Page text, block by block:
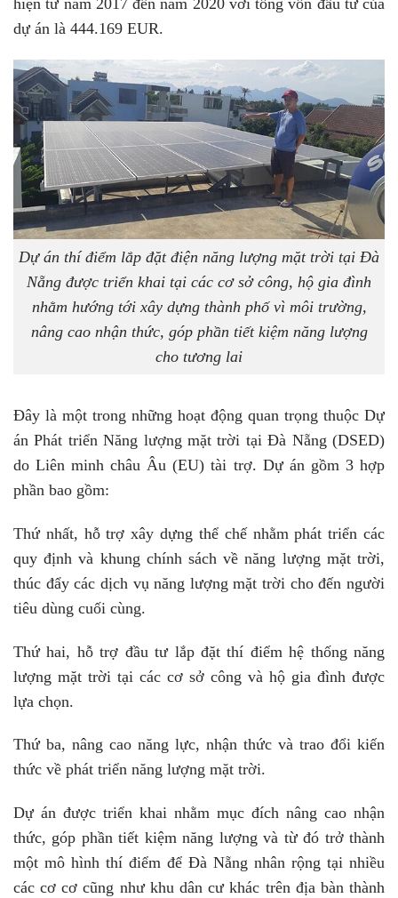
dự án là 444.169 EUR.
Dự án thí điểm lắp đặt điện năng lượng mặt trời tại Đà
Nẵng được triển khai tại các cơ sở công, hộ gia đình
nhằm hướng tới xây dựng thành phố vì môi trường,
nâng cao nhận thức, góp phần tiết kiệm năng lượng
cho tương lai
Đây là một trong những hoạt động quan trọng thuộc Dự
án Phát triển Năng lượng mặt trời tại Đà Nẵng (DSED)
do Liên minh châu Âu (EU) tài trợ. Dự án gồm 3 hợp
phần bao gồm:
Thứ nhất, hỗ trợ xây dựng thể chế nhằm phát triển các
quy định và khung chính sách về năng lượng mặt trời,
thúc đẩy các dịch vụ năng lượng mặt trời cho đến người
tiêu dùng cuối cùng.
Thứ hai, hỗ trợ đầu tư lắp đặt thí điểm hệ thống năng
lượng mặt trời tại các cơ sở công và hộ gia đình được
lựa chọn.
Thứ ba, nâng cao năng lực, nhận thức và trao đổi kiến
thức về phát triển năng lượng mặt trời.
Dự án được triển khai nhằm mục đích nâng cao nhận
thức, góp phần tiết kiệm năng lượng và từ đó trở thành
một mô hình thí điểm để Đà Nẵng nhân rộng tại nhiều
các cơ cơ cũng như khu dân cư khác trên địa bàn thành